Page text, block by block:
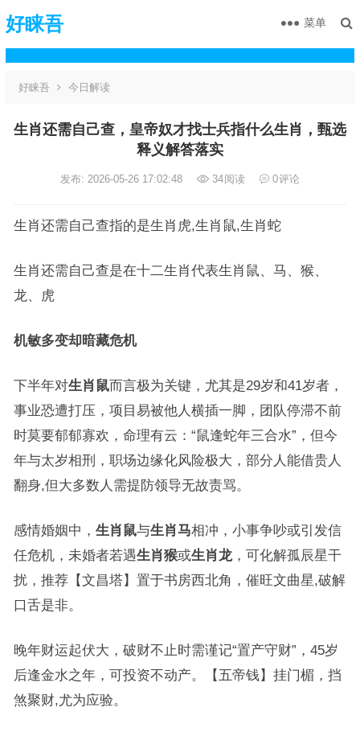
好睐吾 菜单
好睐吾 今日解读
生肖还需自己查，皇帝奴才找士兵指什么生肖，甄选
释义解答落实
发布: 2026-05-26 17:02:48 34阅读 0评论
生肖还需自己查指的是生肖虎,生肖鼠,生肖蛇
生肖还需自己查是在十二生肖代表生肖鼠、马、猴、
龙、虎
机敏多变却暗藏危机
下半年对生肖鼠而言极为关键，尤其是29岁和41岁者，
事业恐遭打压，项目易被他人横插一脚，团队停滞不前
时莫要郁郁寡欢，命理有云：“鼠逢蛇年三合水”，但今
年与太岁相刑，职场边缘化风险极大，部分人能借贵人
翻身,但大多数人需提防领导无故责骂。
感情婚姻中， 生肖鼠与生肖马相冲，小事争吵或引发信
任危机，未婚者若遇生肖猴或生肖龙，可化解孤辰星干
扰，推荐【文昌塔】置于书房西北角，催旺文曲星,破解
口舌是非。
晚年财运起伏大，破财不止时需谨记“置产守财”，45岁
后逢金水之年，可投资不动产。【五帝钱】挂门楣，挡
煞聚财,尤为应验。